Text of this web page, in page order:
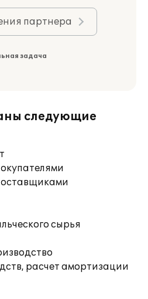
партнера
задача
следующие
сырья
расчет амортизации